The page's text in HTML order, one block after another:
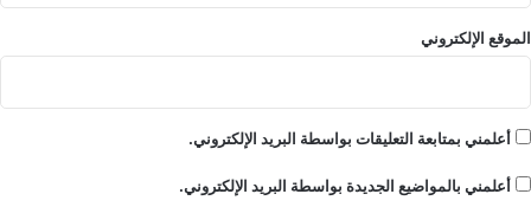
الموقع الإلكتروني
أعلمني بمتابعة التعليقات بواسطة البريد الإلكتروني.
أعلمني بالمواضيع الجديدة بواسطة البريد الإلكتروني.